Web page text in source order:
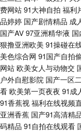
产在线 成人免费观看视频
品一区 91少妇福利姬 97
列 中文字幕绯色av www
69av免费 91茄子看片 91
五月综合 久草资源视频一
费网站91大神自拍 福利
品婷婷 国产剧情精品 成
国产AV97亚洲精华液
狠撸亚洲欧美91操碰在
美色综合网 91国产自拍
网站 欧美女人与动物交
户外自慰影院 国产一区
看 欧美第一页夜夜 91成
91香蕉视福利在线视频
亚洲香蕉 国产91高清精
码精品 91自拍在线观看